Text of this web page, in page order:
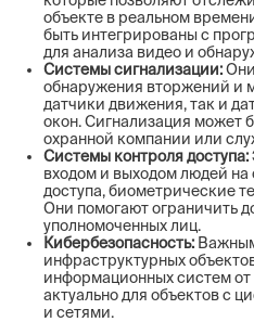
объекте в реальном
быть интегрированы с
для анализа видео и
Системы сигнализации:
обнаружения вторжений и
датчики движения, так и
окон. Сигнализация может
охранной компании или
Системы контроля доступа:
входом и выходом людей на
доступа, биометрические
Они помогают ограничить
уполномоченных лиц.
Кибербезопасность:
инфраструктурных
информационных систем от
актуально для объектов с
и сетями.